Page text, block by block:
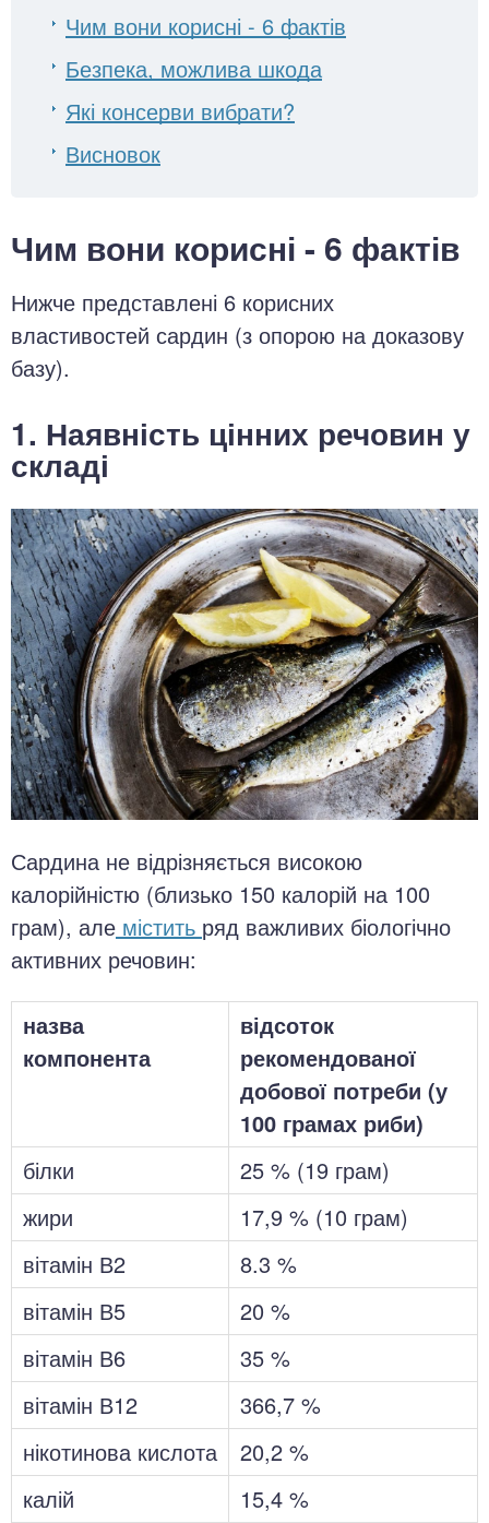
Чим вони корисні - 6 фактів
Безпека, можлива шкода
Які консерви вибрати?
Висновок
Чим вони корисні - 6 фактів
Нижче представлені 6 корисних
властивостей сардин (з опорою на доказову
базу).
1. Наявність цінних речовин у
складі
Сардина не відрізняється високою
калорійністю (близько 150 калорій на 100
грам), але містить ряд важливих біологічно
активних речовин:
назва
компонента
відсоток
рекомендованої
добової потреби (у
100 грамах риби)
білки
25 % (19 грам)
жири
17,9 % (10 грам)
вітамін В2
8.3 %
вітамін В5
20 %
вітамін В6
35 %
вітамін В12
366,7 %
нікотинова кислота
20,2 %
калій
15,4 %